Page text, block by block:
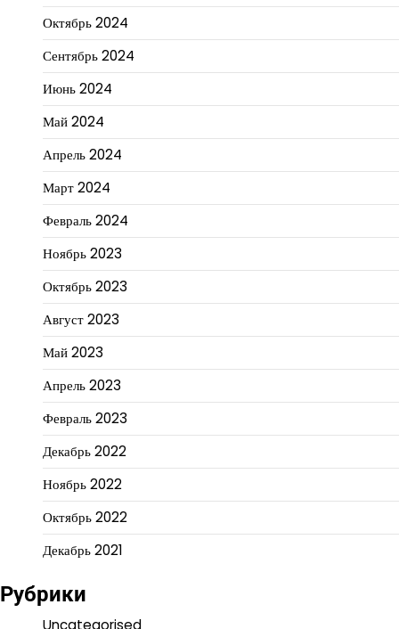
Октябрь 2024
Сентябрь 2024
Июнь 2024
Май 2024
Апрель 2024
Март 2024
Февраль 2024
Ноябрь 2023
Октябрь 2023
Август 2023
Май 2023
Апрель 2023
Февраль 2023
Декабрь 2022
Ноябрь 2022
Октябрь 2022
Декабрь 2021
Рубрики
Uncategorised